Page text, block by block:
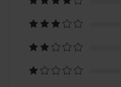
arvioon